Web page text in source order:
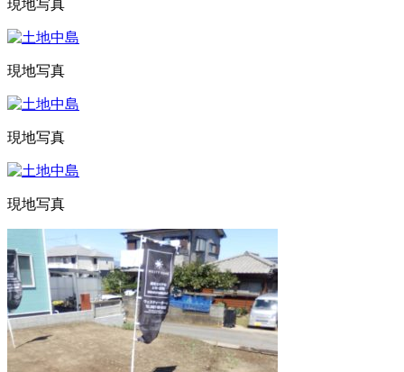
現地写真
現地写真
現地写真
現地写真